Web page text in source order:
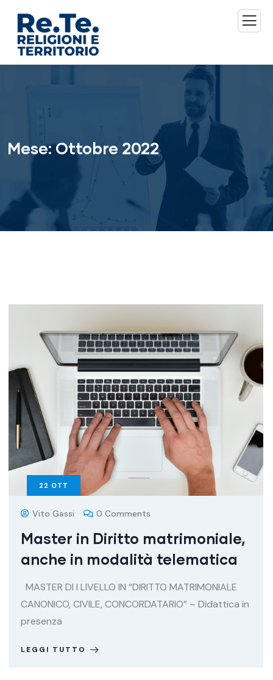
Mese:Ottobre 2022
22 OTT
Vito Gassi 0 Comments
Master in Diritto matrimoniale,
anche in modalità telematica
MASTER DI I LIVELLO IN “DIRITTO MATRIMONIALE
CANONICO, CIVILE, CONCORDATARIO” – Didattica in
presenza
LEGGI TUTTO